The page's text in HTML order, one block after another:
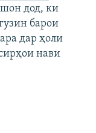
дод, ки
барои
дар ҳоли
нави